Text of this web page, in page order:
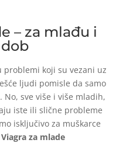
– za mlađu i
problemi koji su vezani uz
ljudi pomisle da samo
sve više i više mladih,
iste ili slične probleme
isključivo za muškarce
Viagra za mlade